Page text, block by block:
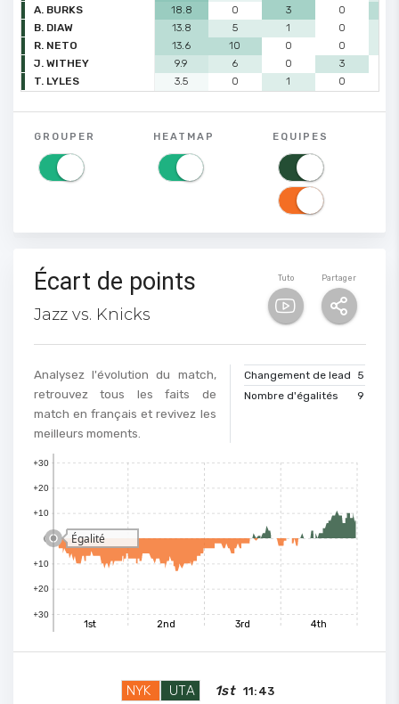
A. BURKS 18.8 0 3 0
B. DIAW
13.8 5 1 0
R. NETO
13.6 10 0 0
J. WITHEY
9.9 6 0 3
T. LYLES
3.5 0 1 0
GROUPER HEATMAP EQUIPES
Partager
Tuto
Écart de points
Jazz vs. Knicks
Analysez l'évolution du match,
retrouvez tous les faits de
match en français et revivez les
meilleurs moments.
Changement de lead
5
Nombre d'égalités
9
+30
+20
+10
0
+10
+20
+30
1st 2nd 3rd 4th
Égalité
NYK UTA 1st 11:43